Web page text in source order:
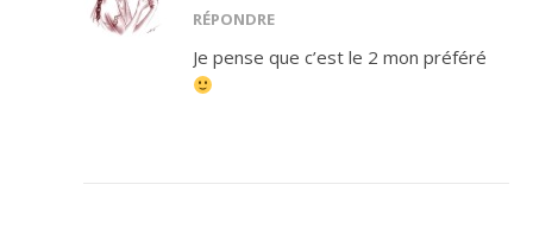
RÉPONDRE
Je pense que c’est le 2 mon préféré